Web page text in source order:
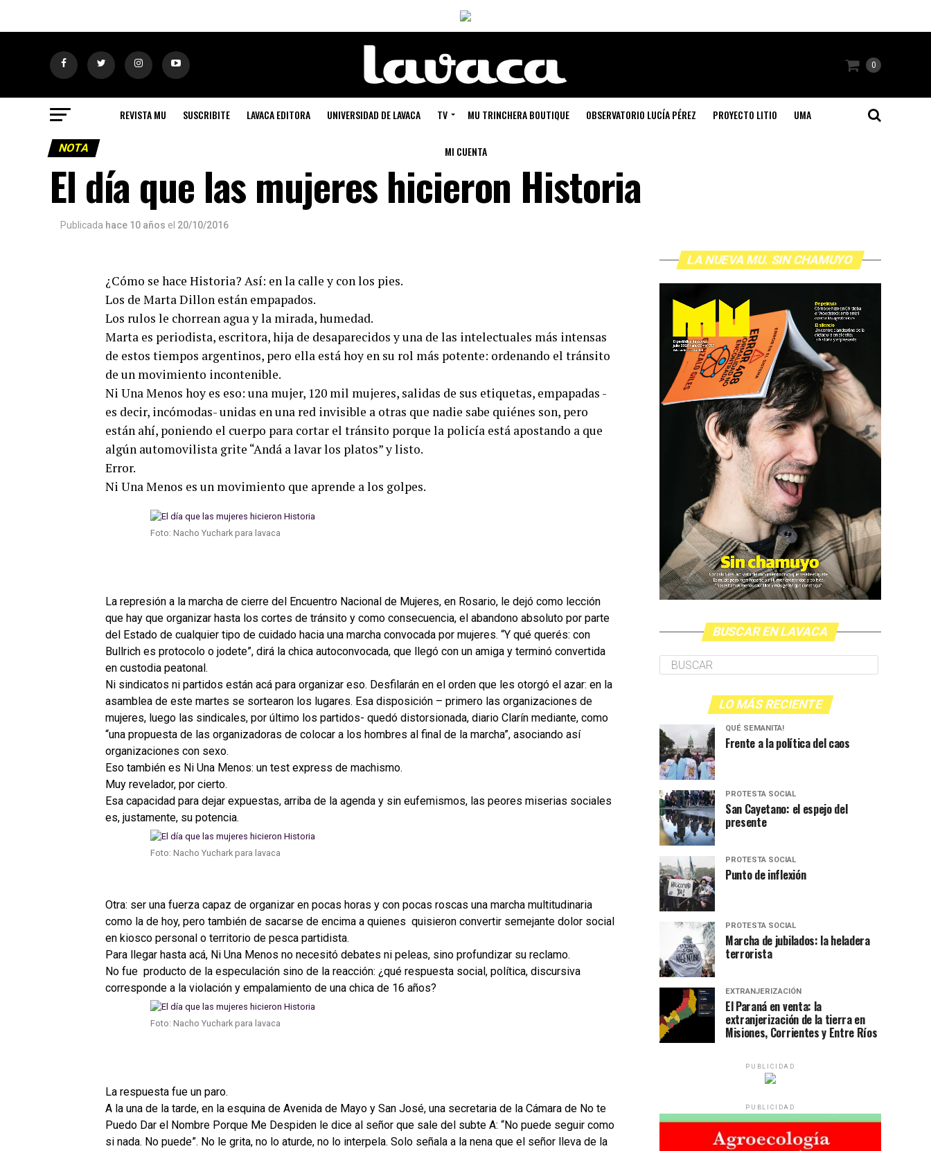
0
REVISTA MU SUSCRIBITE LAVACA EDITORA UNIVERSIDAD DE LAVACA TV MU TRINCHERA BOUTIQUE OBSERVATORIO LUCÍA PÉREZ PROYECTO LITIO UMA
MI CUENTA
NOTA
El día que las mujeres hicieron Historia
Publicada hace 10 años el 20/10/2016
¿Cómo se hace Historia? Así: en la calle y con los pies.
Los de Marta Dillon están empapados.
Los rulos le chorrean agua y la mirada, humedad.
Marta es periodista, escritora, hija de desaparecidos y una de las intelectuales más intensas
de estos tiempos argentinos, pero ella está hoy en su rol más potente: ordenando el tránsito
de un movimiento incontenible.
Ni Una Menos hoy es eso: una mujer, 120 mil mujeres, salidas de sus etiquetas, empapadas -
es decir, incómodas- unidas en una red invisible a otras que nadie sabe quiénes son, pero
están ahí, poniendo el cuerpo para cortar el tránsito porque la policía está apostando a que
algún automovilista grite “Andá a lavar los platos” y listo.
Error.
Ni Una Menos es un movimiento que aprende a los golpes.
Foto: Nacho Yuchark para lavaca
La represión a la marcha de cierre del Encuentro Nacional de Mujeres, en Rosario, le dejó como lección
que hay que organizar hasta los cortes de tránsito y como consecuencia, el abandono absoluto por parte
del Estado de cualquier tipo de cuidado hacia una marcha convocada por mujeres. “Y qué querés: con
Bullrich es protocolo o jodete”, dirá la chica autoconvocada, que llegó con un amiga y terminó convertida
en custodia peatonal.
Ni sindicatos ni partidos están acá para organizar eso. Desfilarán en el orden que les otorgó el azar: en la
asamblea de este martes se sortearon los lugares. Esa disposición – primero las organizaciones de
mujeres, luego las sindicales, por último los partidos- quedó distorsionada, diario Clarín mediante, como
“una propuesta de las organizadoras de colocar a los hombres al final de la marcha”, asociando así
organizaciones con sexo.
Eso también es Ni Una Menos: un test express de machismo.
Muy revelador, por cierto.
Esa capacidad para dejar expuestas, arriba de la agenda y sin eufemismos, las peores miserias sociales
es, justamente, su potencia.
Foto: Nacho Yuchark para lavaca
Otra: ser una fuerza capaz de organizar en pocas horas y con pocas roscas una marcha multitudinaria
como la de hoy, pero también de sacarse de encima a quienes quisieron convertir semejante dolor social
en kiosco personal o territorio de pesca partidista.
Para llegar hasta acá, Ni Una Menos no necesitó debates ni peleas, sino profundizar su reclamo.
No fue producto de la especulación sino de la reacción: ¿qué respuesta social, política, discursiva
corresponde a la violación y empalamiento de una chica de 16 años?
Foto: Nacho Yuchark para lavaca
La respuesta fue un paro.
A la una de la tarde, en la esquina de Avenida de Mayo y San José, una secretaria de la Cámara de No te
Puedo Dar el Nombre Porque Me Despiden le dice al señor que sale del subte A: “No puede seguir como
si nada. No puede”. No le grita, no lo aturde, no lo interpela. Solo señala a la nena que el señor lleva de la
LA NUEVA MU. SIN CHAMUYO
BUSCAR EN LAVACA
LO MÁS RECIENTE
QUÉ SEMANITA!
Frente a la política del caos
PROTESTA SOCIAL
San Cayetano: el espejo del
presente
PROTESTA SOCIAL
Punto de inflexión
PROTESTA SOCIAL
Marcha de jubilados: la heladera
terrorista
EXTRANJERIZACIÓN
El Paraná en venta: la
extranjerización de la tierra en
Misiones, Corrientes y Entre Ríos
PUBLICIDAD
PUBLICIDAD